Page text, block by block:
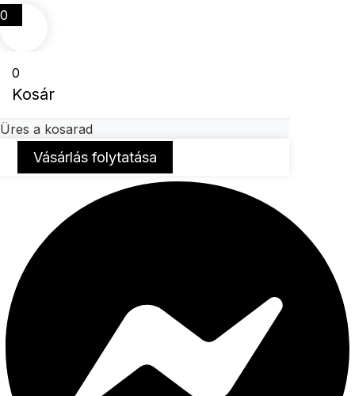
0
0
Kosár
Üres a kosarad
Vásárlás folytatása